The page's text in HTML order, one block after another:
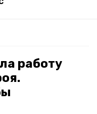
работу